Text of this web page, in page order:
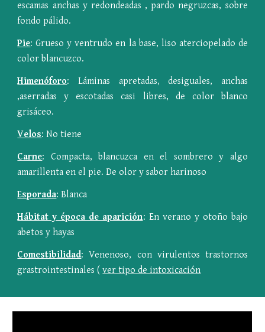
escamas anchas y redondeadas , pardo negruzcas, sobre
fondo pálido.
Pie: Grueso y ventrudo en la base, liso aterciopelado de
color blancuzco.
Himenóforo: Láminas apretadas, desiguales, anchas
,aserradas y escotadas casi libres, de color blanco
grisáceo.
Velos: No tiene
Carne: Compacta, blancuzca en el sombrero y algo
amarillenta en el pie. De olor y sabor harinoso
Esporada: Blanca
Hábitat y época de aparición: En verano y otoño bajo
abetos y hayas
Comestibilidad: Venenoso, con virulentos trastornos
grastrointestinales ( ver tipo de intoxicación